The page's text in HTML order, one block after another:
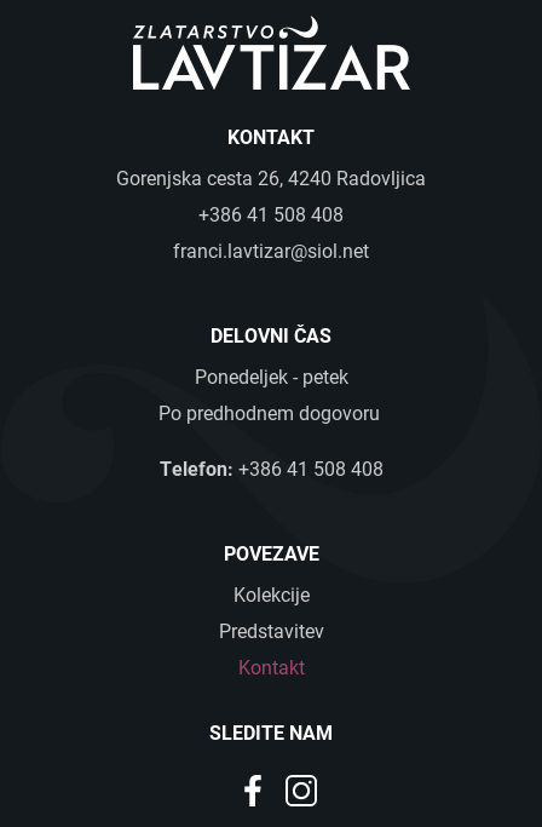
KONTAKT
Gorenjska cesta 26, 4240 Radovljica
+386 41 508 408
franci.lavtizar@siol.net
DELOVNI ČAS
Ponedeljek - petek
Po predhodnem dogovoru
Telefon: +386 41 508 408
POVEZAVE
Kolekcije
Predstavitev
Kontakt
SLEDITE NAM